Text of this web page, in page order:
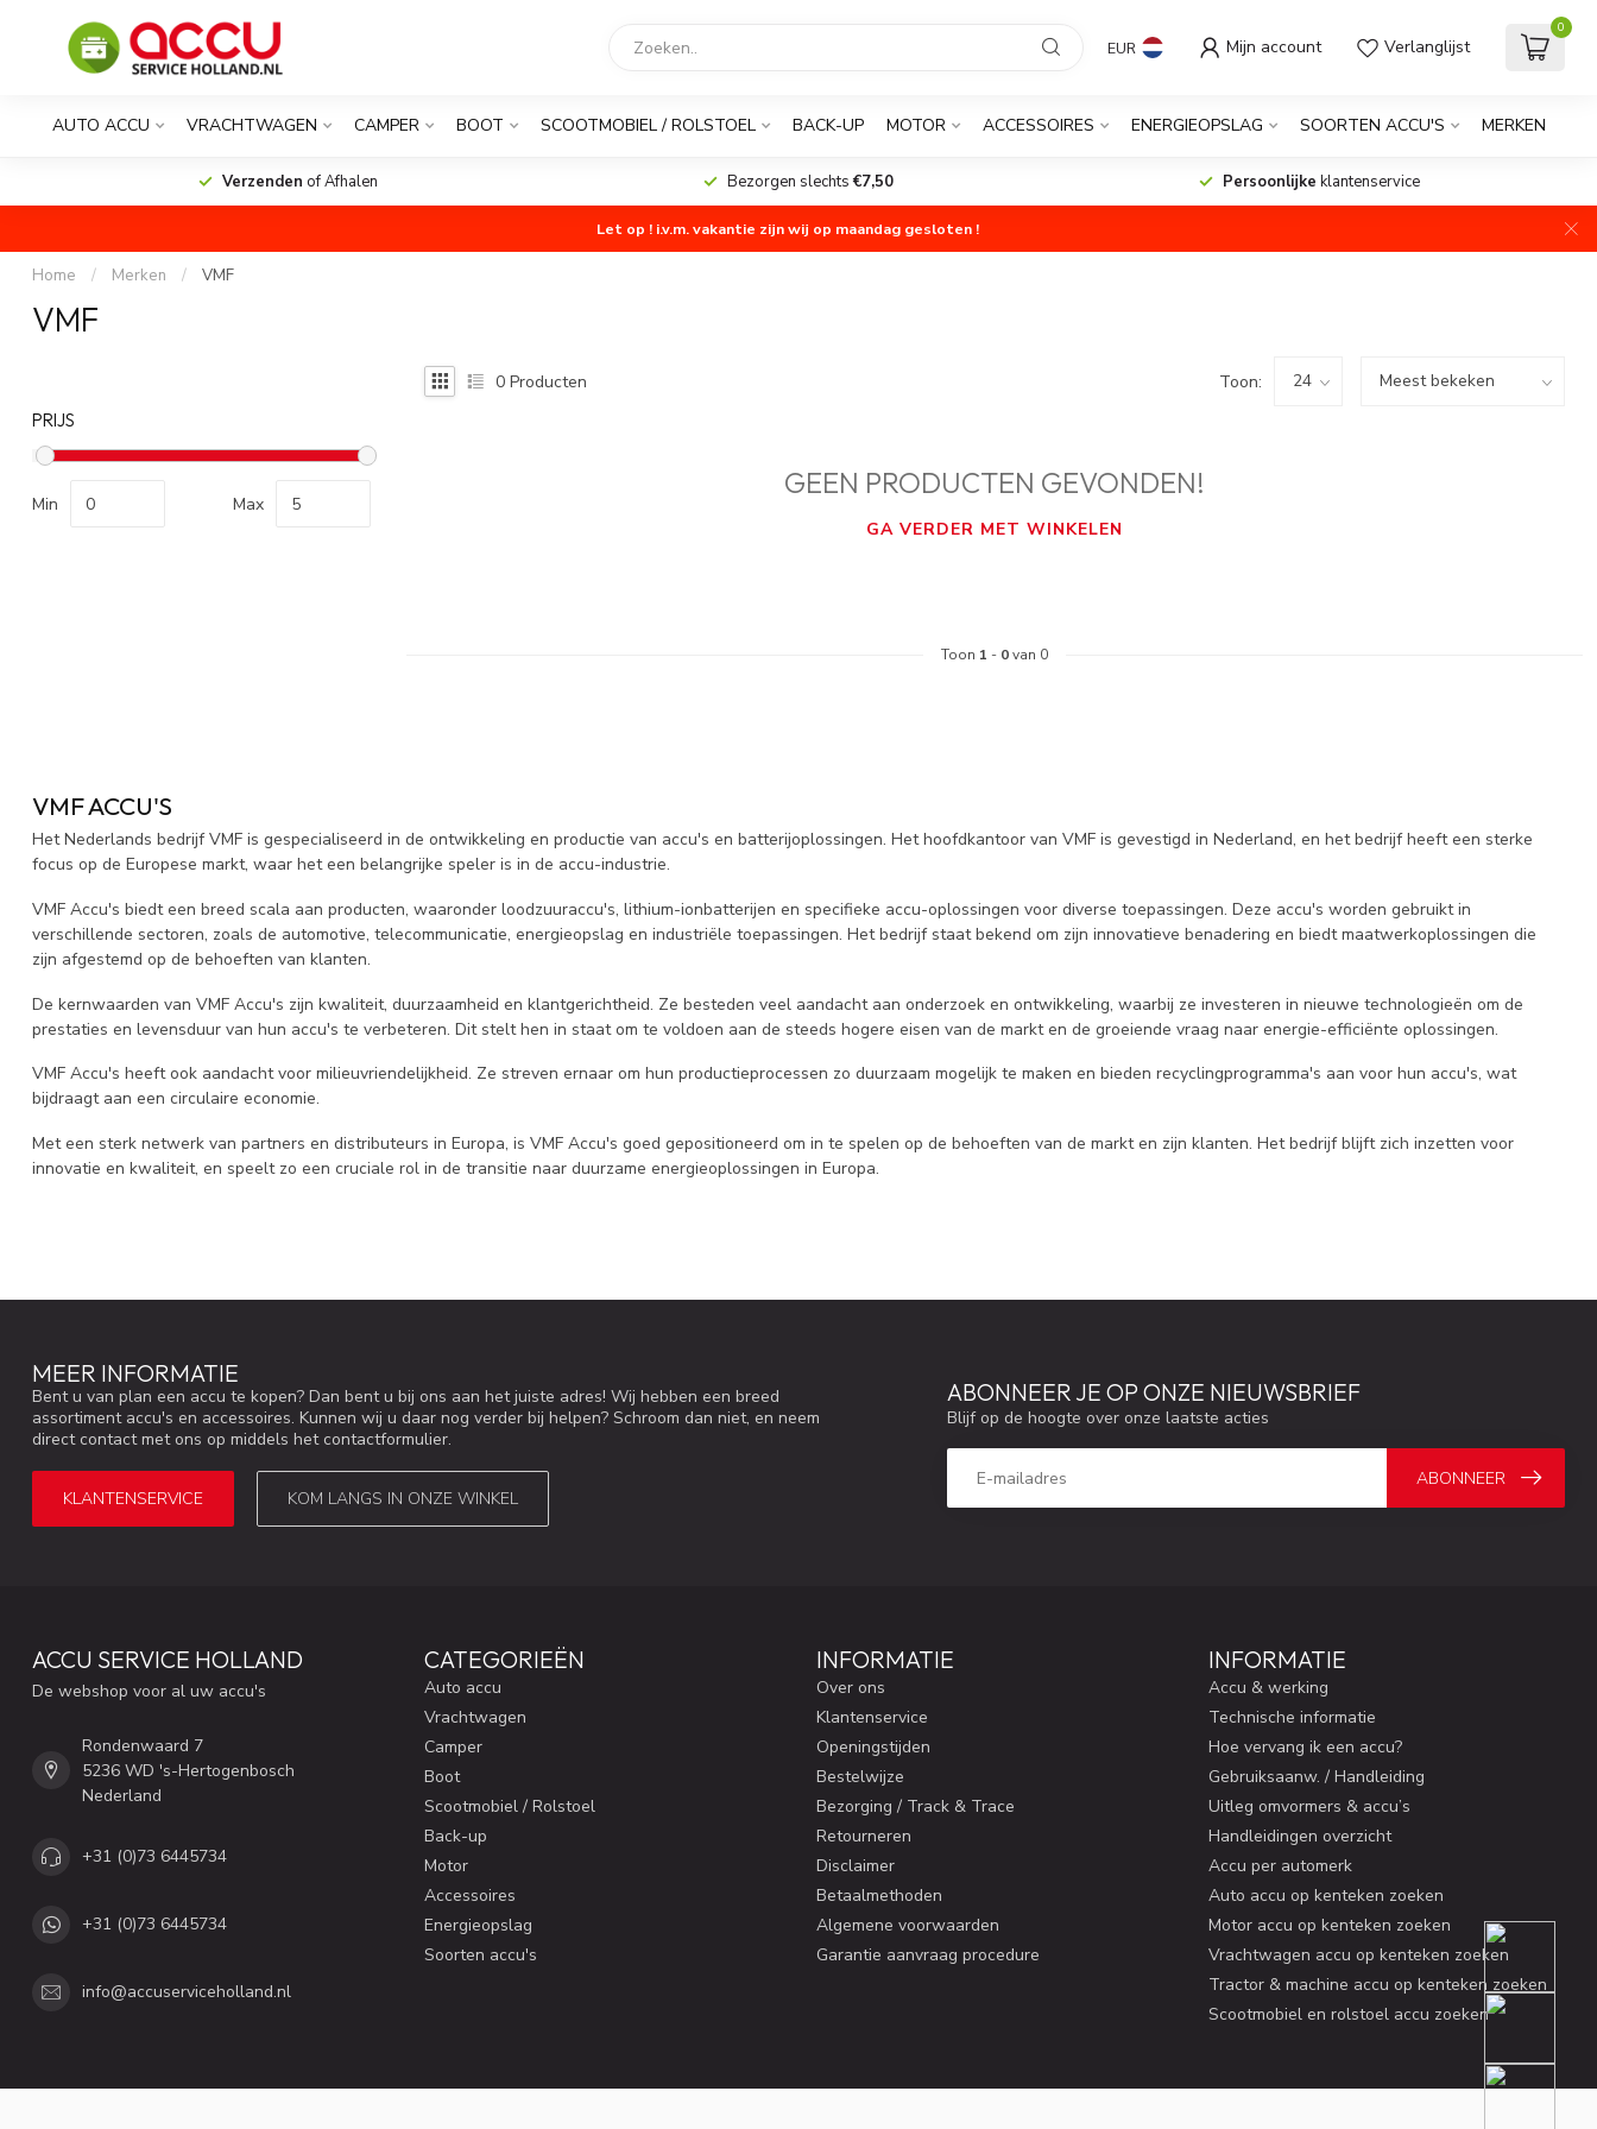
EUR Mijn account Verlanglijst
0
AUTO ACCU VRACHTWAGEN CAMPER BOOT SCOOTMOBIEL / ROLSTOEL BACK-UP MOTOR ACCESSOIRES ENERGIEOPSLAG SOORTEN ACCU'S MERKEN
Verzenden of Afhalen Bezorgen slechts€7,50 Persoonlijke klantenservice
Let op ! i.v.m. vakantie zijn wij op maandag gesloten !
Home / Merken / VMF
VMF
PRIJS
Min Max
0 Producten Toon:
GEEN PRODUCTEN GEVONDEN!
GA VERDER MET WINKELEN
Toon 1 - 0van 0
VMF ACCU'S
Het Nederlands bedrijf VMF is gespecialiseerd in de ontwikkeling en productie van accu's en batterijoplossingen. Het hoofdkantoor van VMF is gevestigd in Nederland, en het bedrijf heeft een sterke
focus op de Europese markt, waar het een belangrijke speler is in de accu-industrie.
VMF Accu's biedt een breed scala aan producten, waaronder loodzuuraccu's, lithium-ionbatterijen en specifieke accu-oplossingen voor diverse toepassingen. Deze accu's worden gebruikt in
verschillende sectoren, zoals de automotive, telecommunicatie, energieopslag en industriële toepassingen. Het bedrijf staat bekend om zijn innovatieve benadering en biedt maatwerkoplossingen die
zijn afgestemd op de behoeften van klanten.
De kernwaarden van VMF Accu's zijn kwaliteit, duurzaamheid en klantgerichtheid. Ze besteden veel aandacht aan onderzoek en ontwikkeling, waarbij ze investeren in nieuwe technologieën om de
prestaties en levensduur van hun accu's te verbeteren. Dit stelt hen in staat om te voldoen aan de steeds hogere eisen van de markt en de groeiende vraag naar energie-efficiënte oplossingen.
VMF Accu's heeft ook aandacht voor milieuvriendelijkheid. Ze streven ernaar om hun productieprocessen zo duurzaam mogelijk te maken en bieden recyclingprogramma's aan voor hun accu's, wat
bijdraagt aan een circulaire economie.
Met een sterk netwerk van partners en distributeurs in Europa, is VMF Accu's goed gepositioneerd om in te spelen op de behoeften van de markt en zijn klanten. Het bedrijf blijft zich inzetten voor
innovatie en kwaliteit, en speelt zo een cruciale rol in de transitie naar duurzame energieoplossingen in Europa.
MEER INFORMATIE
Bent u van plan een accu te kopen? Dan bent u bij ons aan het juiste adres! Wij hebben een breed
assortiment accu's en accessoires. Kunnen wij u daar nog verder bij helpen? Schroom dan niet, en neem
direct contact met ons op middels het contactformulier.
KLANTENSERVICE KOM LANGS IN ONZE WINKEL
ABONNEER JE OP ONZE NIEUWSBRIEF
Blijf op de hoogte over onze laatste acties
ABONNEER
ACCU SERVICE HOLLAND
De webshop voor al uw accu's
Rondenwaard 7
5236 WD 's-Hertogenbosch
Nederland
+31 (0)73 6445734
+31 (0)73 6445734
info@accuserviceholland.nl
CATEGORIEËN
Auto accu
Vrachtwagen
Camper
Boot
Scootmobiel / Rolstoel
Back-up
Motor
Accessoires
Energieopslag
Soorten accu's
INFORMATIE
Over ons
Klantenservice
Openingstijden
Bestelwijze
Bezorging / Track & Trace
Retourneren
Disclaimer
Betaalmethoden
Algemene voorwaarden
Garantie aanvraag procedure
INFORMATIE
Accu & werking
Technische informatie
Hoe vervang ik een accu?
Gebruiksaanw. / Handleiding
Uitleg omvormers & accu’s
Handleidingen overzicht
Accu per automerk
Auto accu op kenteken zoeken
Motor accu op kenteken zoeken
Vrachtwagen accu op kenteken zoeken
Tractor & machine accu op kenteken zoeken
Scootmobiel en rolstoel accu zoeken